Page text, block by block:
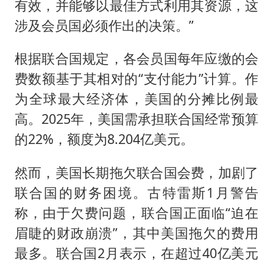
有效，并能够以最佳方式利用其资源，这
涉及会员国必须作出的决策。”
根据联合国规定，各会员国每年应缴的会
费数额基于其相对的“支付能力”计算。作
为全球最大经济体，美国的分摊比例最
高。2025年，美国需承担联合国经常预算
的22%，额度为8.204亿美元。
然而，美国长期拖欠联合国会费，加剧了
联合国的财务困境。古特雷斯1月警告
称，由于欠费问题，联合国正面临“迫在
眉睫的财政崩溃”，其中美国拖欠的费用
最多。联合国2月表示，在超过40亿美元